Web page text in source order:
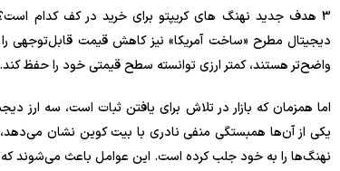
3 هدف جدید نهنگ های کریپتو برای خرید در کف کدام است؟
دیجیتال مطرح «ساخت آمریکا» نیز کاهش قیمت قابل‌توجهی را
واضح‌تر هستند، کمتر ارزی توانسته سطح قیمتی خود را حفظ کند.
اما همزمان که بازار در تلاش برای یافتن ثبات است، سه ارز
یکی از آن‌ها همبستگی منفی نادری با بیت کوین نشان
نهنگ‌ها را به خود جلب کرده است. این عوامل باعث می‌شوند که